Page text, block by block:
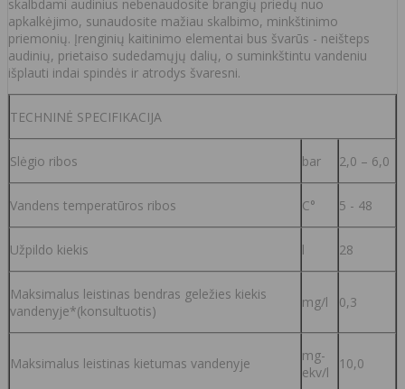
skalbdami audinius nebenaudosite brangių priedų nuo
apkalkėjimo, sunaudosite mažiau skalbimo, minkštinimo
priemonių. Įrenginių kaitinimo elementai bus švarūs - neišteps
audinių, prietaiso sudedamųjų dalių, o suminkštintu vandeniu
išplauti indai spindės ir atrodys švaresni.
TECHNINĖ SPECIFIKACIJA
Slėgio ribos bar 2,0 – 6,0
Vandens temperatūros ribos C° 5 - 48
Užpildo kiekis l 28
Maksimalus leistinas bendras geležies kiekis
vandenyje*(konsultuotis)
mg/l 0,3
Maksimalus leistinas kietumas vandenyje
mg-
ekv/l
10,0